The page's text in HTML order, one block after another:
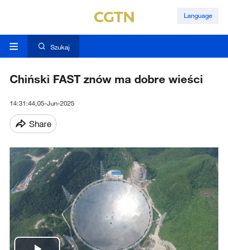
Language
Szukaj
Chiński FAST znów ma dobre wieści
14:31:44,05-Jun-2025
Share